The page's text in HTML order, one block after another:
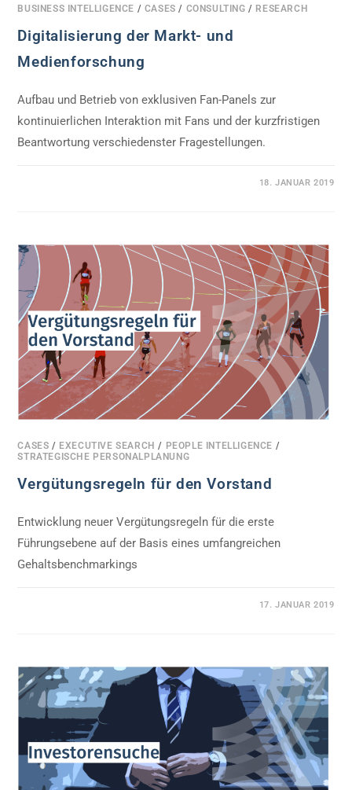
BUSINESS INTELLIGENCE / CASES / CONSULTING / RESEARCH
Digitalisierung der Markt- und
Medienforschung
Aufbau und Betrieb von exklusiven Fan-Panels zur
kontinuierlichen Interaktion mit Fans und der kurzfristigen
Beantwortung verschiedenster Fragestellungen.
18. JANUAR 2019
CASES / EXECUTIVE SEARCH / PEOPLE INTELLIGENCE /
STRATEGISCHE PERSONALPLANUNG
Vergütungsregeln für den Vorstand
Entwicklung neuer Vergütungsregeln für die erste
Führungsebene auf der Basis eines umfangreichen
Gehaltsbenchmarkings
17. JANUAR 2019